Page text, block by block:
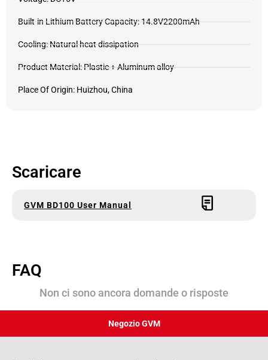
Built-in Lithium Battery Capacity: 14.8V2200mAh
Cooling: Natural heat dissipation
Product Material: Plastic + Aluminum alloy
Place Of Origin: Huizhou, China
Scaricare
GVM BD100 User Manual
FAQ
Non ci sono ancora domande o risposte
Negozio GVM